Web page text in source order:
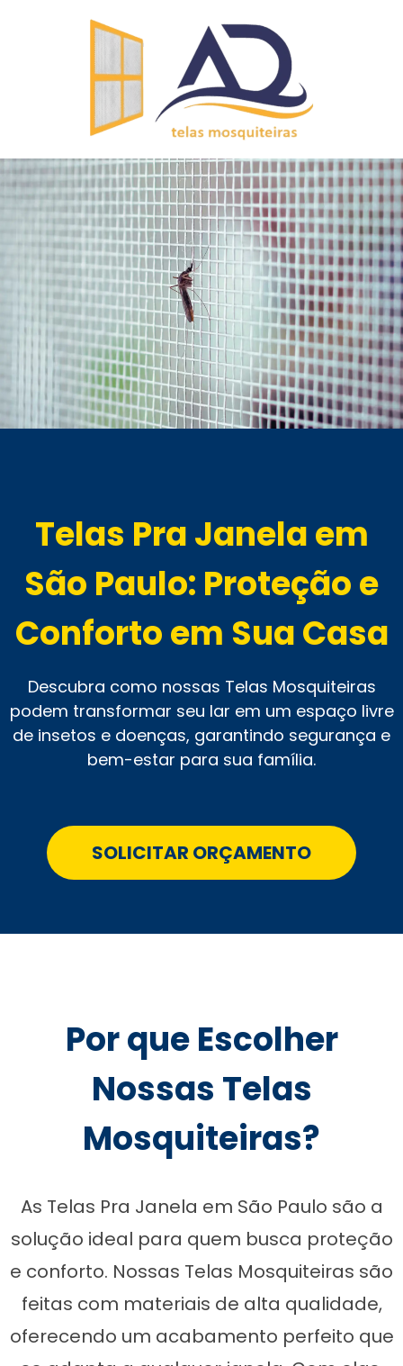
Telas Pra Janela em
São Paulo: Proteção e
Conforto em Sua Casa
Descubra como nossas Telas Mosquiteiras
podem transformar seu lar em um espaço livre
de insetos e doenças, garantindo segurança e
bem-estar para sua família.
SOLICITAR ORÇAMENTO
Por que Escolher
Nossas Telas
Mosquiteiras?
As Telas Pra Janela em São Paulo são a
solução ideal para quem busca proteção
e conforto. Nossas Telas Mosquiteiras são
feitas com materiais de alta qualidade,
oferecendo um acabamento perfeito que